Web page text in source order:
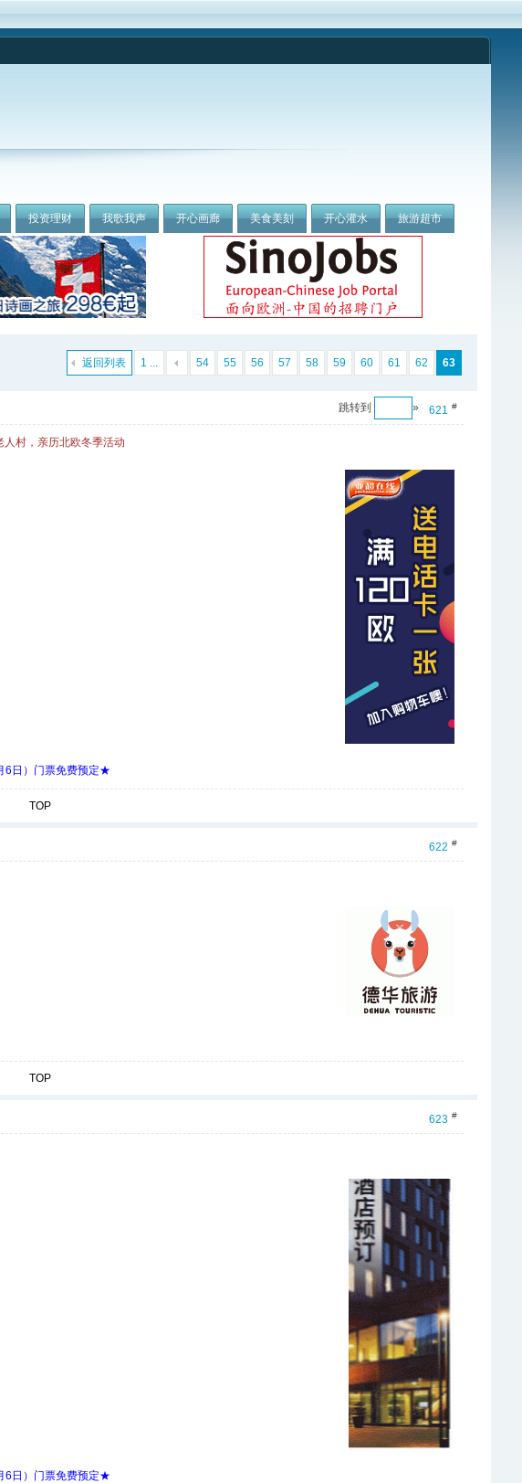
投资理财 我歌我声 开心画廊 美食美刻 开心灌水 旅游超市
1 ... 54 55 56 57 58 59 60 61 62 63
返回列表
621 #
跳转到 »
村，亲历北欧冬季活动
6日）门票免费预定★
TOP
622 #
TOP
623 #
6日）门票免费预定★